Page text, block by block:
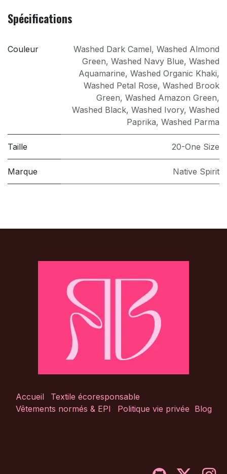
Spécifications
Couleur Washed Dark Camel, Washed Almond
Green, Washed Navy Blue, Washed
Aquamarine, Washed Organic Khaki,
Washed Petal Rose, Washed Brook
Green, Washed Amazon Green,
Washed Black, Washed Ivory, Washed
Paprika, Washed Parma
Taille 20-One Size
Marque Native Spirit
Accueil
Textile écoresponsable
Vêtements normés & EPI
Politique vie privée Blog